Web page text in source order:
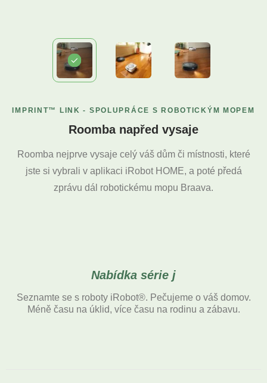
IMPRINT™ LINK - SPOLUPRÁCE S ROBOTICKÝM MOPEM
Roomba napřed vysaje
Roomba nejprve vysaje celý váš dům či místnosti, které
jste si vybrali v aplikaci iRobot HOME, a poté předá
zprávu dál robotickému mopu Braava.
Nabídka série j
Seznamte se s roboty iRobot®. Pečujeme o váš domov.
Méně času na úklid, více času na rodinu a zábavu.